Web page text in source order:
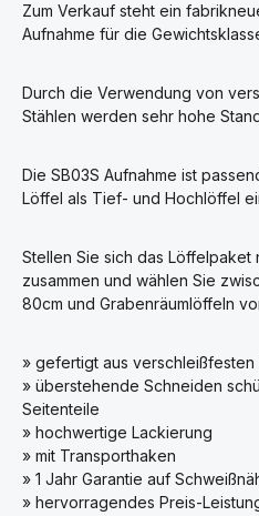
Zum Verkauf steht ein
Aufnahme für die
Durch die Verwendung von
Stählen werden sehr hohe
Die SB03S Aufnahme ist
Löffel als Tief- und Hochlöffel
Stellen Sie sich das Löffelpaket
zusammen und wählen Sie
80cm und Grabenräumlöffeln
» gefertigt aus verschleißfesten
» überstehende Schneiden
Seitenteile
» hochwertige Lackierung
» mit Transporthaken
» 1 Jahr Garantie auf
» hervorragendes Preis-